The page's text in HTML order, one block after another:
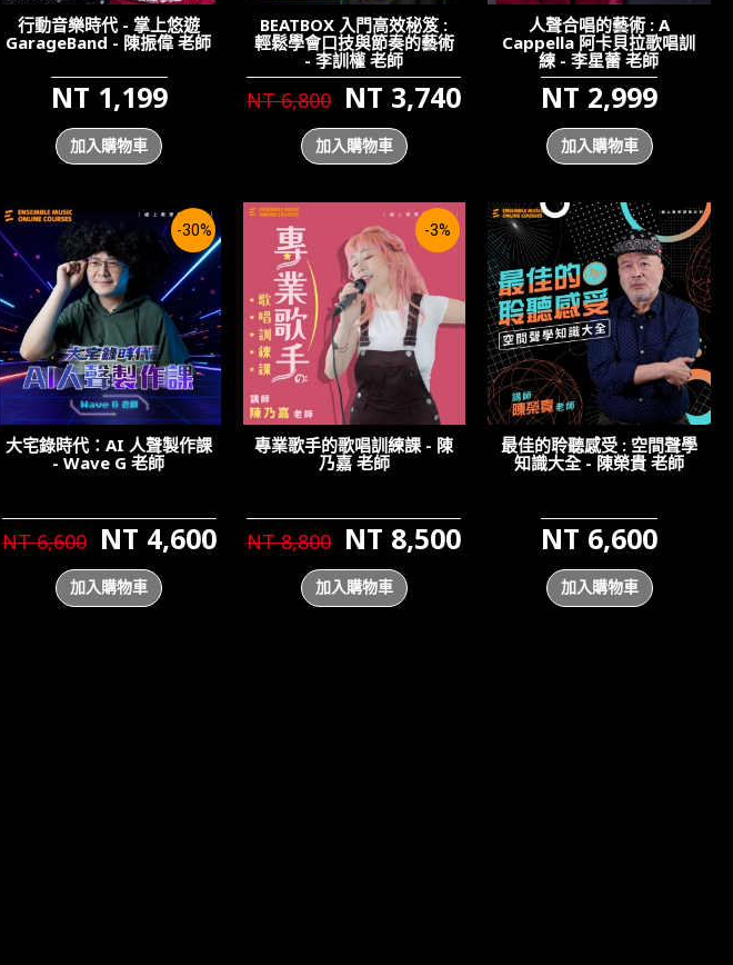
行動音樂時代 - 掌上悠遊
GarageBand - 陳振偉 老師
NT 1,199
加入購物車
BEATBOX 入門高效秘笈 :
輕鬆學會口技與節奏的藝術
- 李訓權 老師
NT 6,800 NT 3,740
加入購物車
人聲合唱的藝術 : A
Cappella 阿卡貝拉歌唱訓
練 - 李星蕾 老師
NT 2,999
加入購物車
-30%
大宅錄時代：AI 人聲製作課
- Wave G 老師
NT 6,600 NT 4,600
加入購物車
-3%
專業歌手的歌唱訓練課 - 陳
乃嘉 老師
NT 8,800 NT 8,500
加入購物車
最佳的聆聽感受 : 空間聲學
知識大全 - 陳榮貴 老師
NT 6,600
加入購物車